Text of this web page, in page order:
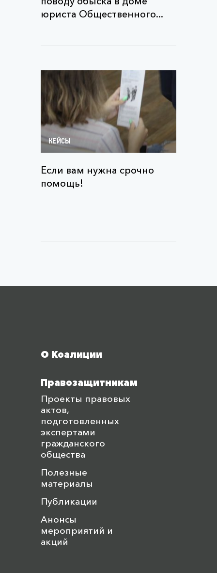
юриста Общественного...
КЕЙСЫ
Если вам нужна срочно
помощь!
О Коалиции
Правозащитникам
Проекты правовых
актов,
подготовленных
экспертами
гражданского
общества
Полезные
материалы
Публикации
Анонсы
мероприятий и
акций